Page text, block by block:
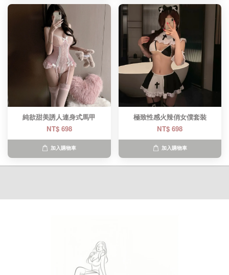
純欲甜美誘人連身式馬甲
NT$ 698
加入購物車
極致性感火辣俏女僕套裝
NT$ 698
加入購物車